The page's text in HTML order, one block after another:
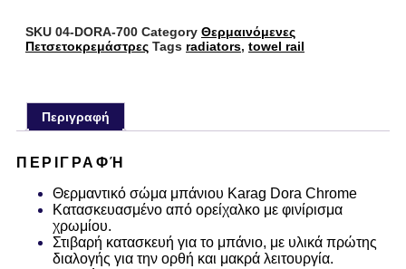
SKU 04-DORA-700 Category Θερμαινόμενες
Πετσετοκρεμάστρες Tags radiators, towel rail
Περιγραφή
ΠΕΡΙΓΡΑΦΉ
Θερμαντικό σώμα μπάνιου Karag Dora Chrome
Κατασκευασμένο από ορείχαλκο με φινίρισμα
χρωμίου.
Στιβαρή κατασκευή για το μπάνιο, με υλικά πρώτης
διαλογής για την ορθή και μακρά λειτουργία.